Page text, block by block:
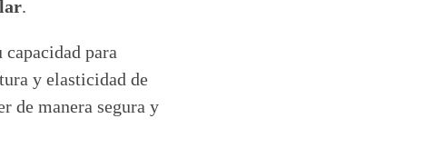
.
para
y elasticidad de
de manera segura y